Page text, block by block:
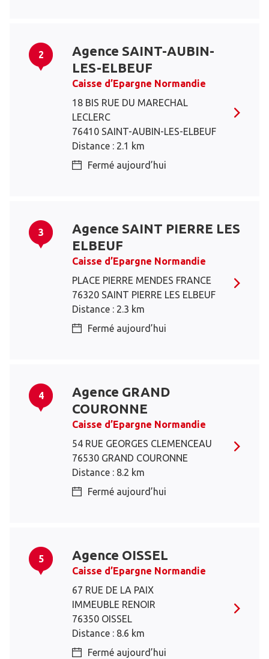
2
Agence SAINT-AUBIN-
LES-ELBEUF
Caisse d’Epargne Normandie
18 BIS RUE DU MARECHAL
LECLERC
76410 SAINT-AUBIN-LES-ELBEUF
Distance : 2.1 km
Fermé aujourd’hui
3
Agence SAINT PIERRE LES
ELBEUF
Caisse d’Epargne Normandie
PLACE PIERRE MENDES FRANCE
76320 SAINT PIERRE LES ELBEUF
Distance : 2.3 km
Fermé aujourd’hui
4
Agence GRAND
COURONNE
Caisse d’Epargne Normandie
54 RUE GEORGES CLEMENCEAU
76530 GRAND COURONNE
Distance : 8.2 km
Fermé aujourd’hui
5 Agence OISSEL
Caisse d’Epargne Normandie
67 RUE DE LA PAIX
IMMEUBLE RENOIR
76350 OISSEL
Distance : 8.6 km
Fermé aujourd’hui